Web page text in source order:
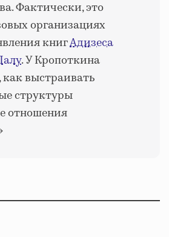
Фактически, это
организациях
книгАдизеса
. У Кропоткина
как выстраивать
структуры
отношения